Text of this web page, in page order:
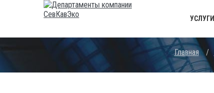
УСЛУГИ
Главная /